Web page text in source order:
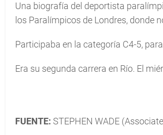
Una biografía del deportista
los Paralímpicos de Londres, donde
Participaba en la categoría C4-5,
Era su segunda carrera en Río. El
FUENTE: STEPHEN WADE